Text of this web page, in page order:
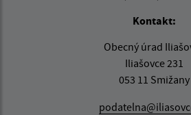
Kontakt:
Obecný úrad
Iliašovce 231
053 11 Smižany